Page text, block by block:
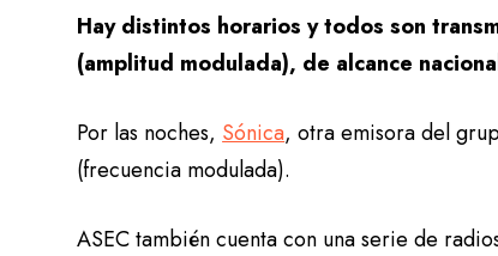
Hay distintos horarios y todos son
(amplitud modulada), de alcance
Por las noches, Sónica, otra emisora del
(frecuencia modulada).
ASEC también cuenta con una serie de